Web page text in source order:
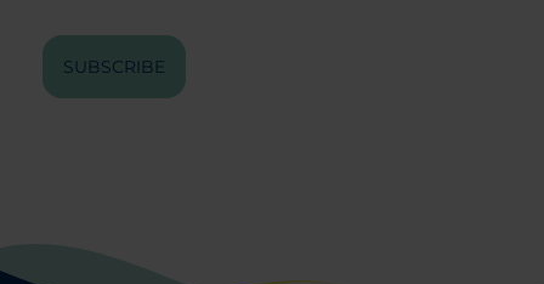
SUBSCRIBE